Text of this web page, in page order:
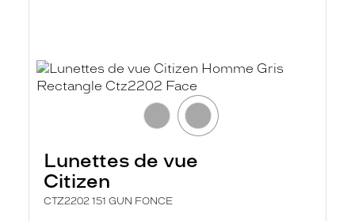
Lunettes de vue
Citizen
CTZ2202 151 GUN FONCE